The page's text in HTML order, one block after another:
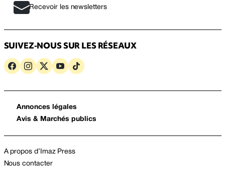
Recevoir les newsletters
SUIVEZ-NOUS SUR LES RÉSEAUX
Annonces légales
Avis & Marchés publics
A propos d’Imaz Press
Nous contacter